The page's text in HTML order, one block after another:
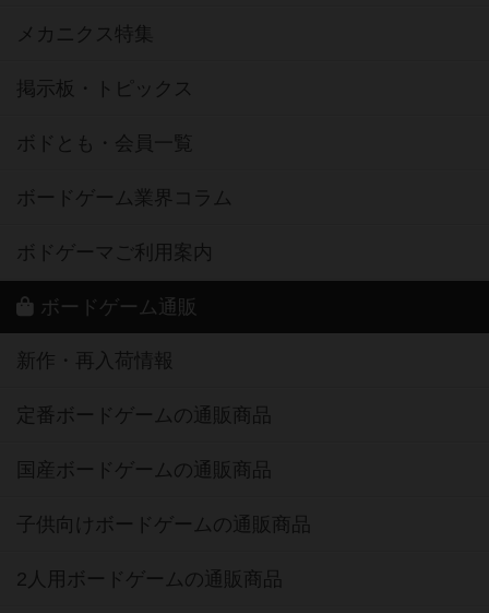
メカニクス特集
掲示板・トピックス
ボドとも・会員一覧
ボードゲーム業界コラム
ボドゲーマご利用案内
ボードゲーム通販
新作・再入荷情報
定番ボードゲームの通販商品
国産ボードゲームの通販商品
子供向けボードゲームの通販商品
2人用ボードゲームの通販商品